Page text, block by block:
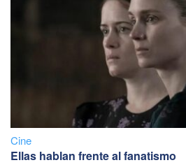
Cine
Ellas hablan frente al fanatismo